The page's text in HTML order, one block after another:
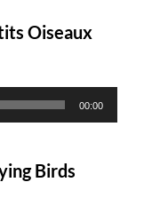
Oiseaux
00:00
Birds